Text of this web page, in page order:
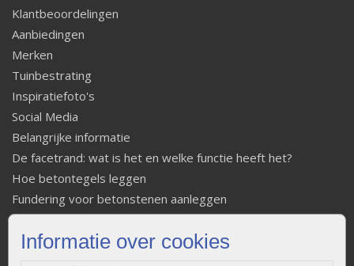
Informatie over cookies
Klantbeoordelingen
Aanbiedingen
Merken
Tuinbestrating
Inspiratiefoto's
Social Media
Belangrijke informatie
De facetrand: wat is het en welke functie heeft het?
Hoe betontegels leggen
Fundering voor betonstenen aanleggen
Welke tuinstijl past bij mij
Strakke tuin inrichten